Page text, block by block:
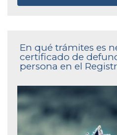
En qué trámites es
certificado de
persona en el